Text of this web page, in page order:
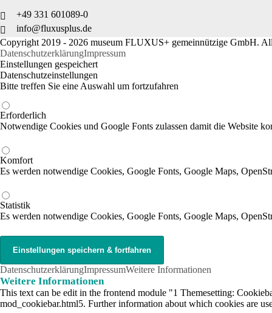
+49 331 601089-0
info@fluxusplus.de
Copyright 2019 - 2026 museum FLUXUS+ gemeinnützige GmbH.
DatenschutzerklärungImpressum
Einstellungen gespeichert
Datenschutzeinstellungen
Bitte treffen Sie eine Auswahl um fortzufahren
Erforderlich
Notwendige Cookies und Google Fonts zulassen damit die Website
Komfort
Es werden notwendige Cookies, Google Fonts, Google Maps,
Statistik
Es werden notwendige Cookies, Google Fonts, Google Maps,
DatenschutzerklärungImpressumWeitere Informationen
Weitere Informationen
This text can be edit in the frontend module "1 Themesetting:
mod_cookiebar.html5. Further information about which cookies are